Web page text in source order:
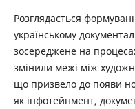
Розглядається
українському
зосереджене на
змінили межі між
що призвело до появи
як інфотейнмент,